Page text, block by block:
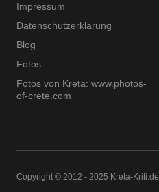
Impressum
Datenschutzerklärung
Blog
Fotos
Fotos von Kreta: www.photos-
of-crete.com
Copyright © 2012 - 2025 Kreta-Kriti.de